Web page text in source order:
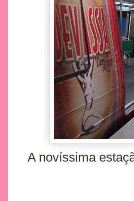
A novíssima